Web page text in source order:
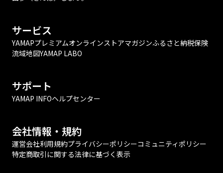
サービス
YAMAPプレミアムオンラインストアマガジンふるさと納税保険
流域地図YAMAP LABO
サポート
YAMAP INFOヘルプセンター
会社情報・規約
運営会社利用規約プライバシーポリシーコミュニティポリシー
特定商取引に関する法律に基づく表示